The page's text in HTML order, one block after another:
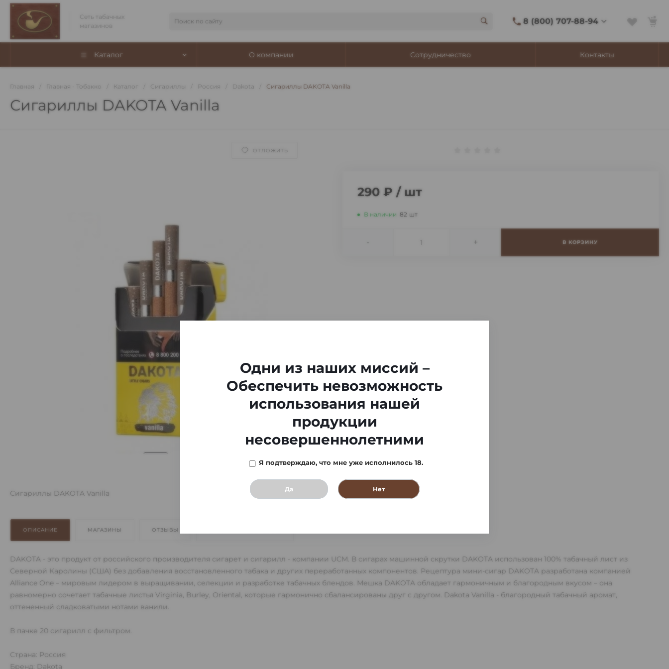
Сеть табачных
магазинов
8 (800) 707-88-94
8 (800) 707-88-94
Адмирала Фокина, 8
Каталог О компании Сотрудничество Контакты
Главная Главная - Тобакко Каталог Сигариллы Россия Dakota Сигариллы DAKOTA Vanilla
Сигариллы DAKOTA Vanilla
ОТЛОЖИТЬ
Сигариллы DAKOTA Vanilla
290 ₽ / шт
В наличии 82 шт
- + В КОРЗИНУ
ОПИСАНИЕ МАГАЗИНЫ ОТЗЫВЫ
DAKOTA - это продукт от российского производителя сигарет и сигарилл - компании UCM. В сигарах машинной скрутки DAKOTA использован 100% табачный лист из
Северной Каролины (США) без добавления восстановленного табака и других переработанных компонентов. Рецептура мини-сигар DAKOTA разработана компанией
Alliance One – мировым лидером в выращивании, селекции и разработке табачных блендов. Мешка DAKOTA обладает гармоничным и благородным вкусом – она
равномерно сочетает табачные листья Virginia, Burley, Oriental, которые гармонично сбалансированы друг с другом. Dakota Vanilla - благородный табачный аромат,
оттененный сладковатыми нотами ванили.
В пачке 20 сигарилл с фильтром.
Страна: Россия
Бренд: Dakota
Одни из наших миссий –
Обеспечить невозможность
использования нашей
продукции
несовершеннолетними
Я подтверждаю, что мне уже исполнилось 18.
Да Нет